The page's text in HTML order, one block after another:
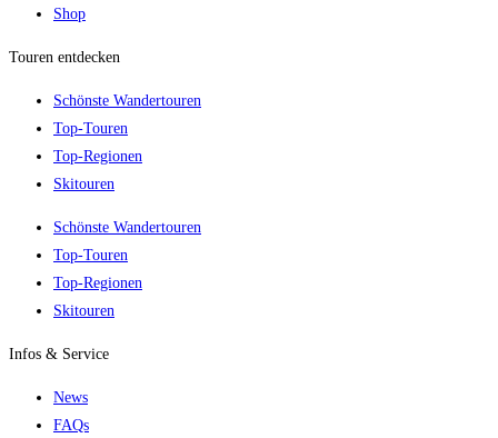
Shop
Touren entdecken
Schönste Wandertouren
Top-Touren
Top-Regionen
Skitouren
Schönste Wandertouren
Top-Touren
Top-Regionen
Skitouren
Infos & Service
News
FAQs